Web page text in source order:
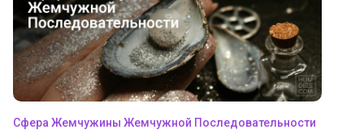
Сфера Жемчужины Жемчужной Последовательности